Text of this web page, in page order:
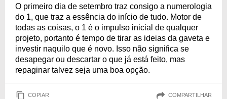
O primeiro dia de setembro traz consigo a numerologia
do 1, que traz a essência do início de tudo. Motor de
todas as coisas, o 1 é o impulso inicial de qualquer
projeto, portanto é tempo de tirar as ideias da gaveta e
investir naquilo que é novo. Isso não significa se
desapegar ou descartar o que já está feito, mas
repaginar talvez seja uma boa opção.
COPIAR COMPARTILHAR